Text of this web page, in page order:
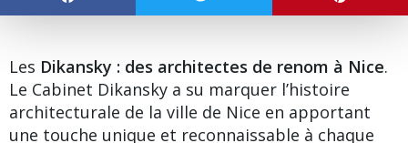
Les Dikansky : des architectes de renom à Nice.
Le Cabinet Dikansky a su marquer l’histoire
architecturale de la ville de Nice en apportant
une touche unique et reconnaissable à chaque